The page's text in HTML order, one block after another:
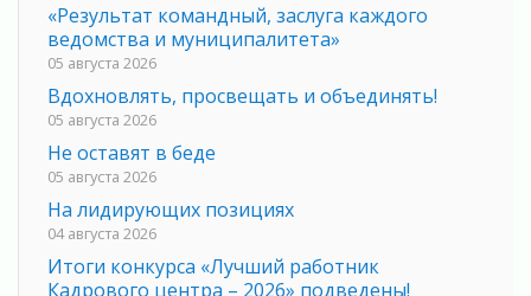
«Результат командный, заслуга каждого
ведомства и муниципалитета»
05 августа 2026
Вдохновлять, просвещать и объединять!
05 августа 2026
Не оставят в беде
05 августа 2026
На лидирующих позициях
04 августа 2026
Итоги конкурса «Лучший работник
Кадрового центра – 2026» подведены!